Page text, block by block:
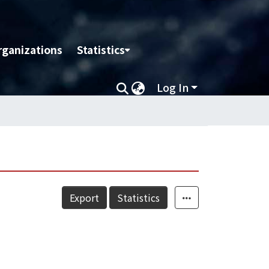
Statistics
Log In
Export Statistics